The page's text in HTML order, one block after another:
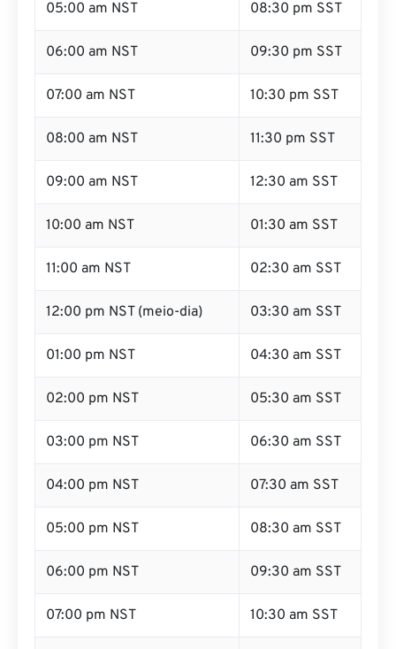
05:00 am NST 08:30 pm SST
06:00 am NST 09:30 pm SST
07:00 am NST 10:30 pm SST
08:00 am NST 11:30 pm SST
09:00 am NST 12:30 am SST
10:00 am NST 01:30 am SST
11:00 am NST 02:30 am SST
12:00 pm NST (meio-dia) 03:30 am SST
01:00 pm NST 04:30 am SST
02:00 pm NST 05:30 am SST
03:00 pm NST 06:30 am SST
04:00 pm NST 07:30 am SST
05:00 pm NST 08:30 am SST
06:00 pm NST 09:30 am SST
07:00 pm NST 10:30 am SST